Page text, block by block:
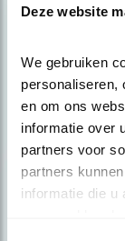
Deze website
We gebruiken
personaliseren,
en om ons
informatie over
partners voor
partners
informatie die u